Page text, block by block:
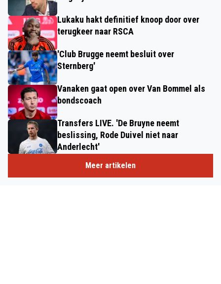
Lukaku hakt definitief knoop door over
terugkeer naar RSCA
'Club Brugge neemt besluit over
Sternberg'
Vanaken gaat open over Van Bommel als
bondscoach
Transfers LIVE. 'De Bruyne neemt
beslissing, Rode Duivel niet naar
Anderlecht'
Meer artikelen